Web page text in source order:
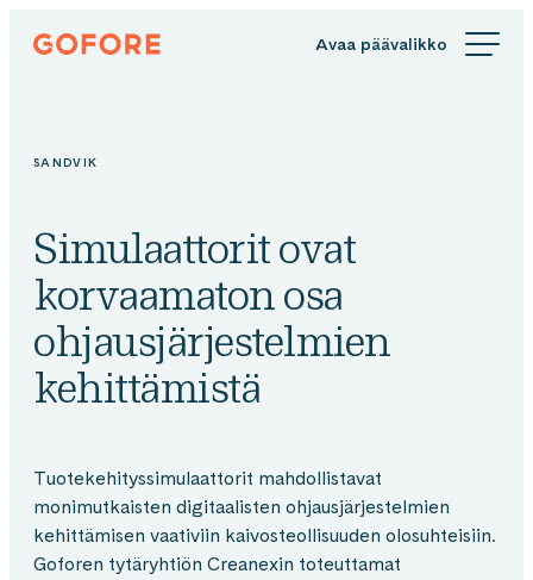
Siirry
suoraan
Gofore
knowledge
SANDVIK
Simulaattorit ovat
korvaamaton osa
ohjausjärjestelmien
kehittämistä
Tuotekehityssimulaattorit mahdollistavat
monimutkaisten digitaalisten ohjausjärjestelmien
kehittämisen vaativiin kaivosteollisuuden olosuhteisiin.
Goforen tytäryhtiön Creanexin toteuttamat